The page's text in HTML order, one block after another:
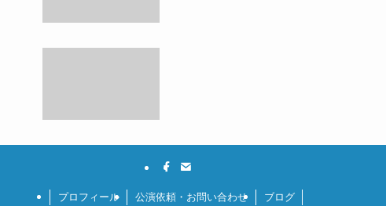
プロフィール 公演依頼・お問い合わせ ブログ